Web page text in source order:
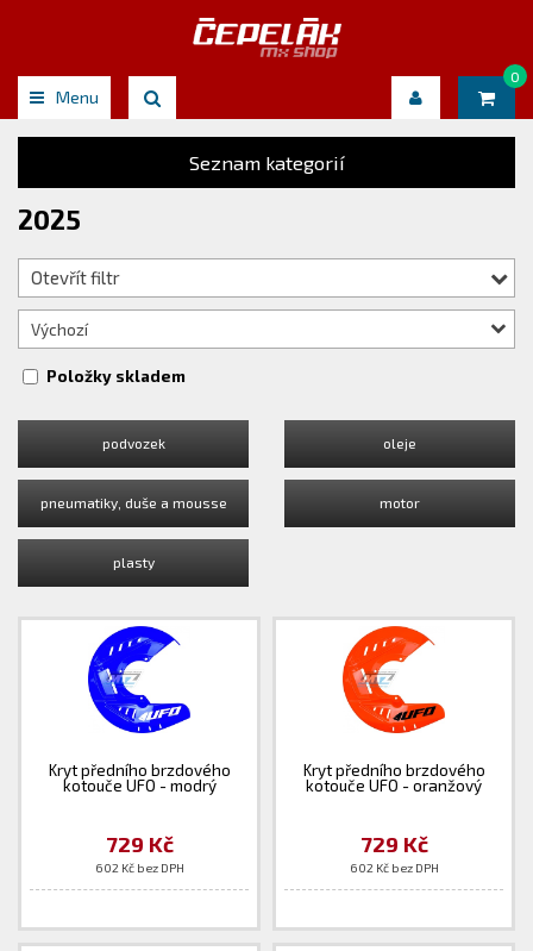
Menu
0
Seznam kategorií
2025
Otevřít filtr
Výchozí
Položky skladem
podvozek oleje
pneumatiky, duše a mousse motor
plasty
Kryt předního brzdového
kotouče UFO - modrý
729 Kč
602 Kč bez DPH
Kryt předního brzdového
kotouče UFO - oranžový
729 Kč
602 Kč bez DPH